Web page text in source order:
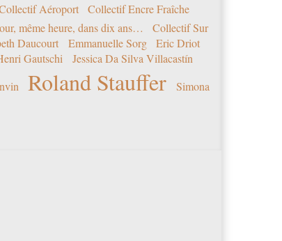
Aéroport
Collectif Encre Fraîche
même heure, dans dix ans…
Collectif Sur
Daucourt Emmanuelle Sorg
Eric Driot
Gautschi
Jessica Da Silva Villacastín
Roland Stauffer
Simona